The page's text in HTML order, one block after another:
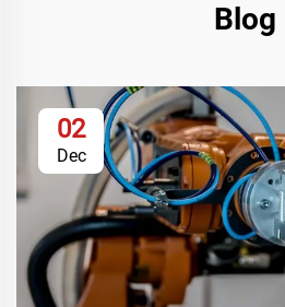
Blog
02
Dec